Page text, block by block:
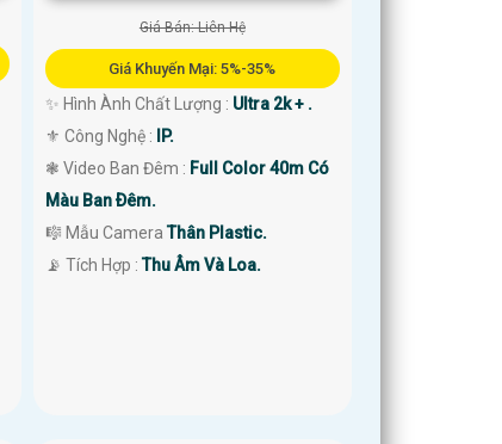
Giá Bán: Liên Hệ
Giá Khuyến Mại: 5%-35%
✨ Hình Ành Chất Lượng : Ultra 2k + .
⚜️ Công Nghệ :
IP.
❃ Video Ban Đêm : Full Color 40m Có
Màu Ban Ðêm.
🎼️ Mẫu CameraThân Plastic.
️📡 Tích Hợp :Thu Âm Và Loa.